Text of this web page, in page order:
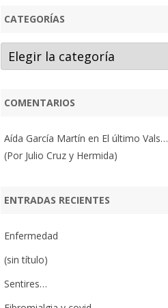
CATEGORÍAS
Categorías
COMENTARIOS
Aída García Martín en El último Vals…
(Por Julio Cruz y Hermida)
ENTRADAS RECIENTES
Enfermedad
(sin título)
Sentires…